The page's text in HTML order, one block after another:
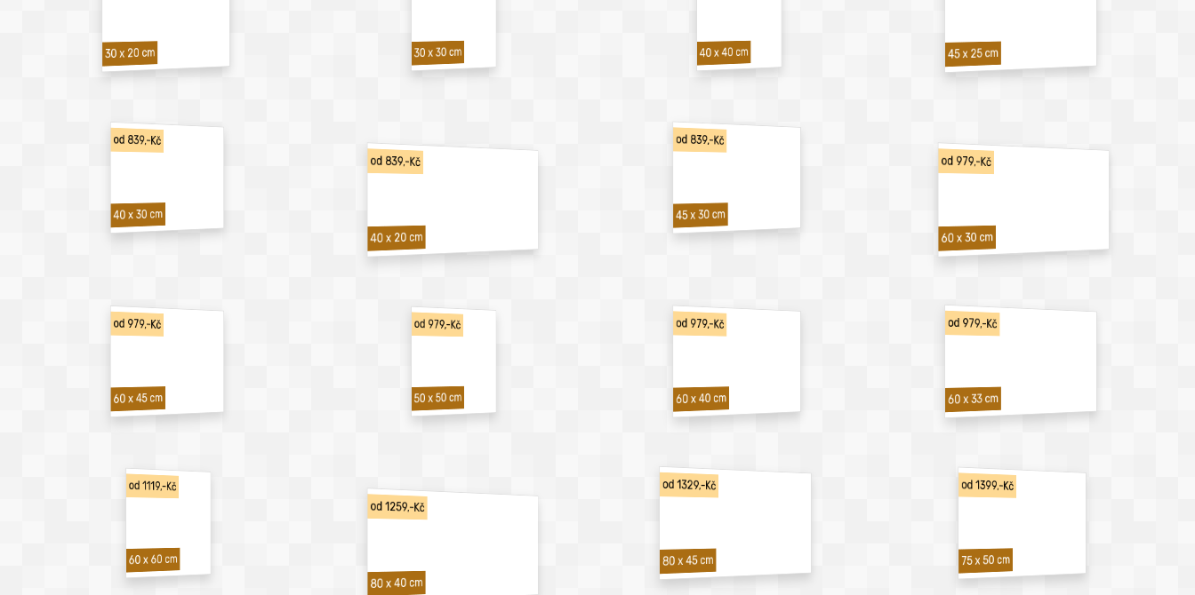
30 x 20 cm 30 x 30 cm 40 x 40 cm 45 x 25 cm
od 839,-Kč
40 x 30 cm
od 839,-Kč
40 x 20 cm
od 839,-Kč
45 x 30 cm
od 979,-Kč
60 x 30 cm
od 979,-Kč
60 x 45 cm
od 979,-Kč
50 x 50 cm
od 979,-Kč
60 x 40 cm
od 979,-Kč
60 x 33 cm
od 1119,-Kč
60 x 60 cm
od 1259,-Kč
80 x 40 cm
od 1329,-Kč
80 x 45 cm
od 1399,-Kč
75 x 50 cm